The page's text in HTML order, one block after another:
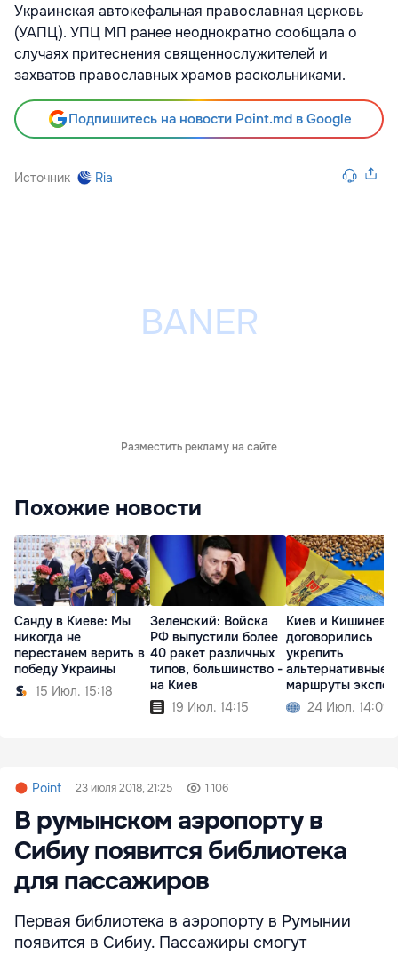
Украинская автокефальная православная церковь
(УАПЦ). УПЦ МП ранее неоднократно сообщала о
случаях притеснения священнослужителей и
захватов православных храмов раскольниками.
Подпишитесь на новости Point.md в Google
Источник Ria
Разместить рекламу на сайте
Похожие новости
Санду в Киеве: Мы
никогда не
перестанем верить в
победу Украины
15 Июл. 15:18
Зеленский: Войска
РФ выпустили более
40 ракет различных
типов, большинство -
на Киев
19 Июл. 14:15
Киев и Кишинев
договорились
укрепить
альтернативные
маршруты
зерна24 Июл. 14:09
Point 23 июля 2018, 21:25 1 106
В румынском аэропорту в
Сибиу появится библиотека
для пассажиров
Первая библиотека в аэропорту в Румынии
появится в Сибиу. Пассажиры смогут